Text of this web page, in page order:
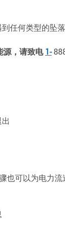
任何类型的坠
源，请致电1-
也可以为电力